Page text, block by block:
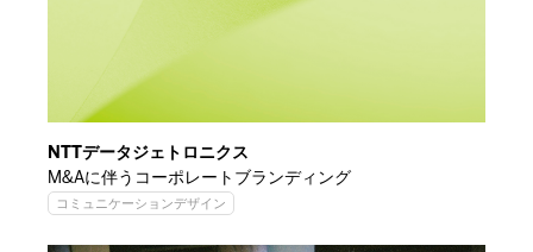
NTTデータジェトロニクス
M&Aに伴うコーポレートブランディング
コミュニケーションデザイン